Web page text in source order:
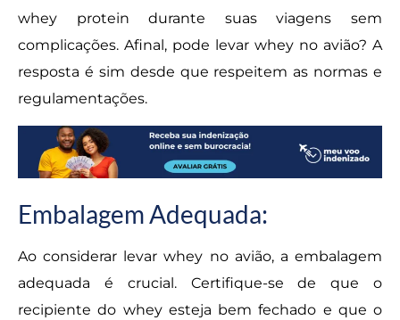
whey protein durante suas viagens sem
complicações. Afinal, pode levar whey no avião? A
resposta é sim desde que respeitem as normas e
regulamentações.
Embalagem Adequada:
Ao considerar levar whey no avião, a embalagem
adequada é crucial. Certifique-se de que o
recipiente do whey esteja bem fechado e que o